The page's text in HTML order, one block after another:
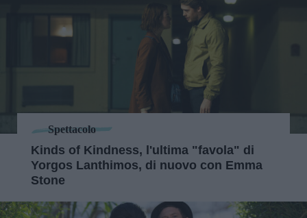
Spettacolo
Kinds of Kindness, l'ultima "favola" di
Yorgos Lanthimos, di nuovo con Emma
Stone